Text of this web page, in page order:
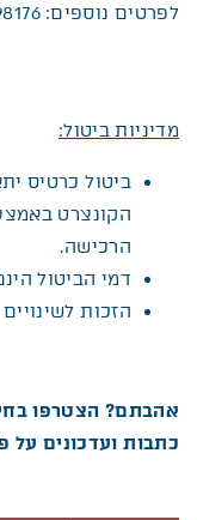
לפרטים נוספים: 04-6298176
מדיניות ביטול:
הקונצרט
הרכישה.
דמי הביטול הינם 10% ממחיר הכרטיס.
הזכות לשינויים
אהבתם? הצטרפו
כתבות ועדכונים על